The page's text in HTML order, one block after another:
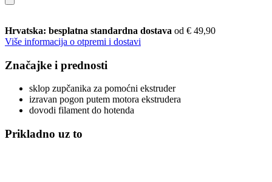
Hrvatska: besplatna standardna dostava od € 49,90
Više informacija o otpremi i dostavi
Značajke i prednosti
sklop zupčanika za pomoćni ekstruder
izravan pogon putem motora ekstrudera
dovodi filament do hotenda
Prikladno uz to